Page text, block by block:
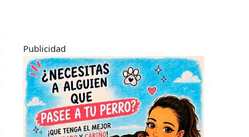
Publicidad